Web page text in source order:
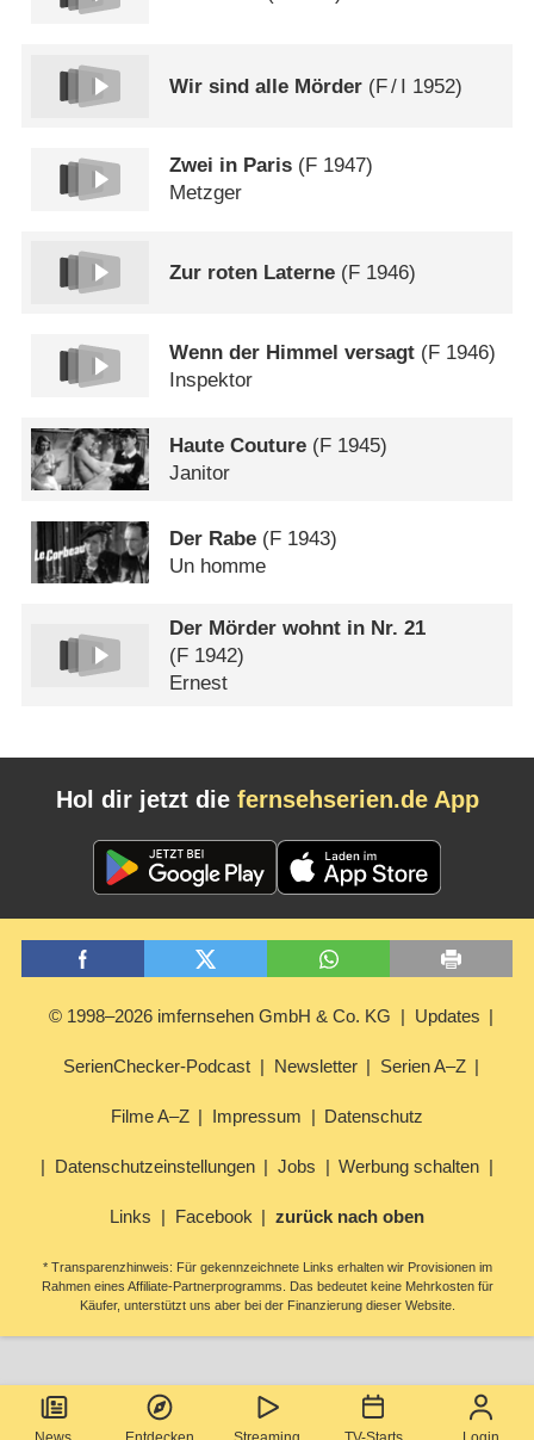
Wir sind alle Mörder (F/ I 1952)
Zwei in Paris (F 1947)
Metzger
Zur roten Laterne (F 1946)
Wenn der Himmel versagt (F 1946)
Inspektor
Haute Couture (F 1945)
Janitor
Der Rabe (F 1943)
Un homme
Der Mörder wohnt in Nr. 21
(F 1942)
Ernest
Hol dir jetzt die fernsehserien.de App
© 1998–2026 imfernsehen GmbH & Co. KG Updates
SerienChecker-Podcast Newsletter Serien A–Z
Filme A–Z Impressum Datenschutz
Datenschutzeinstellungen Jobs Werbung schalten
Links Facebook zurück nach oben
* Transparenzhinweis: Für gekennzeichnete Links erhalten wir Provisionen im
Rahmen eines Affiliate-Partnerprogramms. Das bedeutet keine Mehrkosten für
Käufer, unterstützt uns aber bei der Finanzierung dieser Website.